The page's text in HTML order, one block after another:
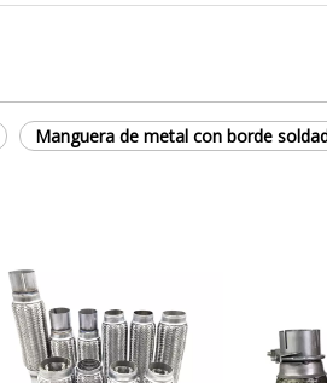
Manguera de metal con borde